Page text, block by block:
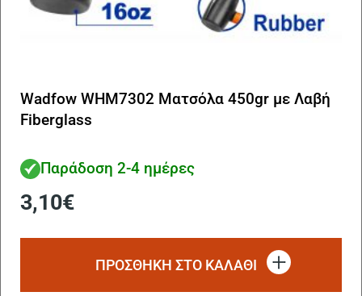
Wadfow WHM7302 Ματσόλα 450gr με Λαβή
Fiberglass
Παράδοση 2-4 ημέρες
3,10€
ΠΡΟΣΘΗΚΗ ΣΤΟ ΚΑΛΑΘΙ